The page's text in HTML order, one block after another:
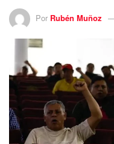
Por Rubén Muñoz